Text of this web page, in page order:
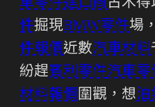
車零件進口商古木得
件掘現BMW零件場
件報價近數汽車材料
紛趕賓利零件汽車零
材料報價圍觀，想油